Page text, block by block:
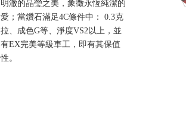
明澈的晶瑩之美，象徵永恆純潔的
愛；當鑽石滿足4C條件中： 0.3克
拉、成色G等、淨度VS2以上，並
有EX完美等級車工，即有其保值
性。